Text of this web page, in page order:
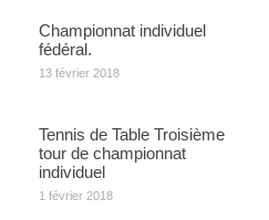
Championnat individuel
fédéral.
13 février 2018
Tennis de Table Troisième
tour de championnat
individuel
1 février 2018